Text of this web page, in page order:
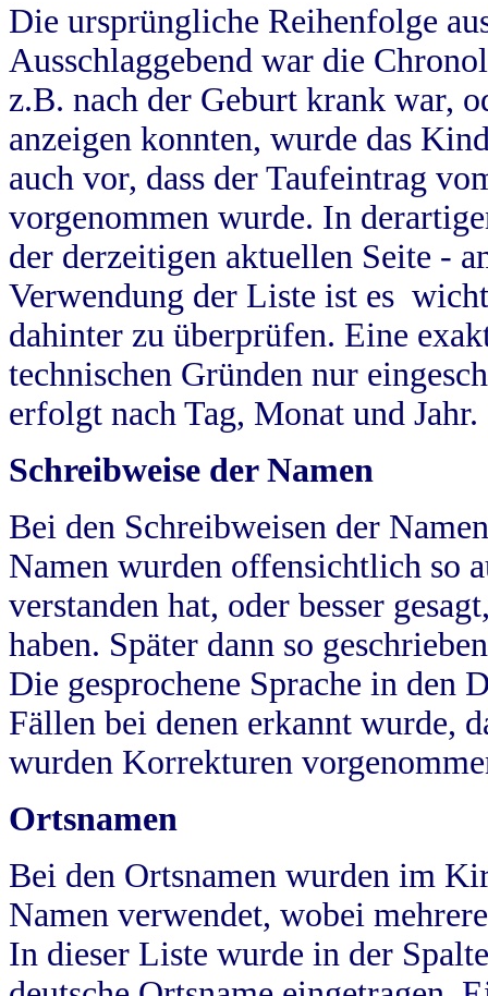
Die ursprüngliche Reihenfolge
Ausschlaggebend war die
z.B. nach der Geburt krank war,
anzeigen konnten, wurde das
auch vor, dass der Taufeintrag
vorgenommen wurde. In
der derzeitigen aktuellen Seite -
Verwendung der Liste ist es
dahinter zu überprüfen. Eine
technischen Gründen nur
erfolgt nach Tag, Monat und Jahr.
Schreibweise der Namen
Bei den Schreibweisen der
Namen wurden offensichtlich so
verstanden hat, oder besser
haben. Später dann so
Die gesprochene Sprache in
Fällen bei denen erkannt wurde,
wurden Korrekturen
Ortsnamen
Bei den Ortsnamen wurden im
Namen verwendet, wobei
In dieser Liste wurde in der